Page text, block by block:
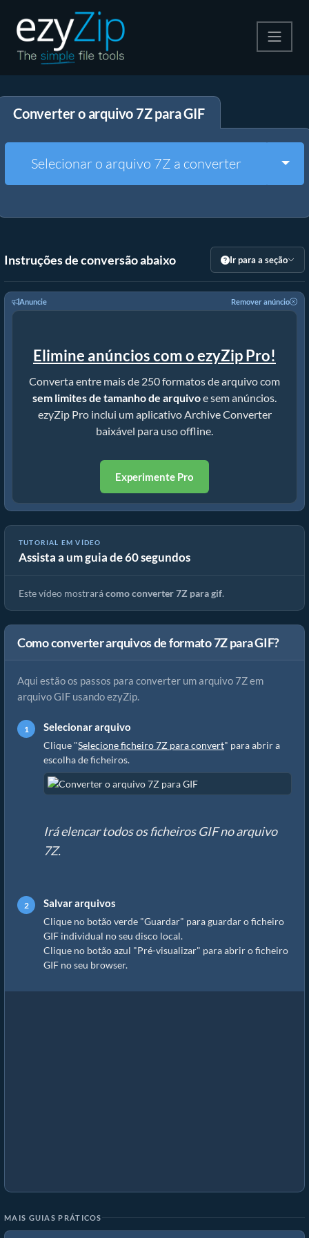
Descompactar
Outras Ferramentas
Converter o arquivo 7Z para GIF
Selecionar o arquivo 7Z a converter
Instruções de conversão abaixo Ir para a seção
Anuncie Remover anúncio
Elimine anúncios com o ezyZip Pro!
Converta entre mais de 250 formatos de arquivo com
sem limites de tamanho de arquivoe sem anúncios.
ezyZip Pro inclui um aplicativo Archive Converter
baixável para uso offline.
Experimente Pro
TUTORIAL EM VÍDEO
Assista a um guia de 60 segundos
Converter 7z Para Arquivo Normal Online (Guia Simples)
Este vídeo mostrarácomo converter 7Z para gif.
Como converter arquivos de formato 7Z para GIF?
Aqui estão os passos para converter um arquivo 7Z em
arquivo GIF usando ezyZip.
Selecionar arquivo
Clique "Selecione ficheiro 7Z para convert" para abrir a
escolha de ficheiros.
Irá elencar todos os ficheiros GIF no arquivo
7Z.
Salvar arquivos
Clique no botão verde "Guardar" para guardar o ficheiro
GIF individual no seu disco local.
Clique no botão azul "Pré-visualizar" para abrir o ficheiro
GIF no seu browser.
MAIS GUIAS PRÁTICOS